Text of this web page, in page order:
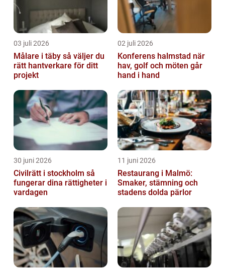
03 juli 2026
Målare i täby så väljer du
rätt hantverkare för ditt
projekt
02 juli 2026
Konferens halmstad när
hav, golf och möten går
hand i hand
30 juni 2026
Civilrätt i stockholm så
fungerar dina rättigheter i
vardagen
11 juni 2026
Restaurang i Malmö:
Smaker, stämning och
stadens dolda pärlor